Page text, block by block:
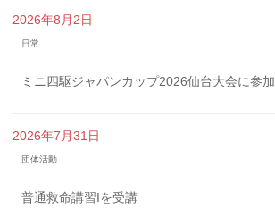
2026年8月2日
日常
ミニ四駆ジャパンカップ2026仙台大会に参加
2026年7月31日
団体活動
普通救命講習Iを受講